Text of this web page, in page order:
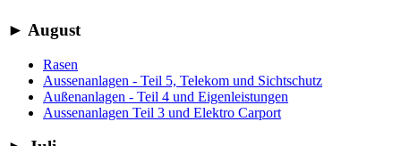
► August
Rasen
Aussenanlagen - Teil 5, Telekom und Sichtschutz
Außenanlagen - Teil 4 und Eigenleistungen
Aussenanlagen Teil 3 und Elektro Carport